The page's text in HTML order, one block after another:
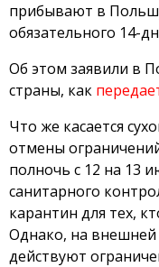
прибывают в
обязательного 14-
Об этом заявили в
страны, как
Что же касается
отмены
полночь с 12 на 13
санитарного
карантин для тех,
Однако, на
действуют